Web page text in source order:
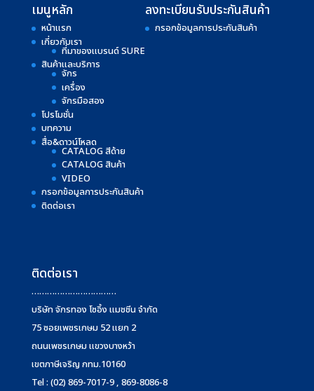
เมนูหลัก
หน้าแรก
เกี่ยวกับเรา
ที่มาของแบรนด์ SURE
สินค้าและบริการ
จักร
เครื่อง
จักรมือสอง
โปรโมชั่น
บทความ
สื่อ&ดาวน์โหลด
CATALOG สีด้าย
CATALOG สินค้า
VIDEO
กรอกข้อมูลการประกันสินค้า
ติดต่อเรา
ลงทะเบียนรับประกันสินค้า
กรอกข้อมูลการประกันสินค้า
ติดต่อเรา
……………………………
บริษัท จักรทอง โซอิ้ง แมชชีน จำกัด
75 ซอยเพชรเกษม 52 แยก 2
ถนนเพชรเกษม แขวงบางหว้า
เขตภาษีเจริญ กทม.10160
Tel : (02) 869-7017-9 , 869-8086-8